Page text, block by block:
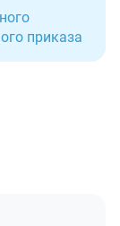
приказа